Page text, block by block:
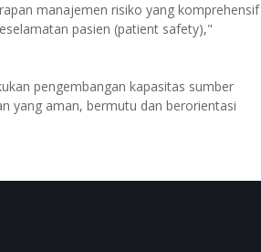
manajemen risiko yang komprehensif
pasien (patient safety),"
pengembangan kapasitas sumber
yang aman, bermutu dan berorientasi